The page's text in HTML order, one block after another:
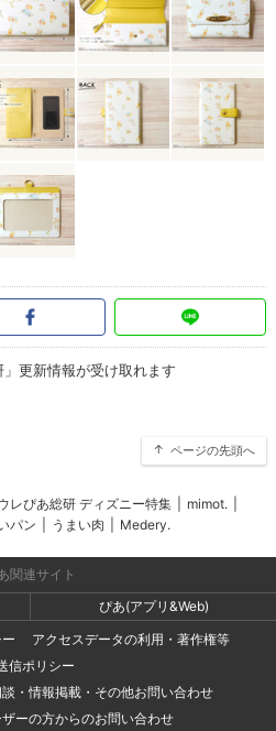
更新情報が受け取れます
ページの先頭へ
レぴあ総研 ディズニー特集 mimot.
パン うまい肉 Medery.
関連サイト
ぴあ(アプリ&Web)
アクセスデータの利用・著作権等
信ポリシー
・情報掲載・その他お問い合わせ
ーの方からのお問い合わせ